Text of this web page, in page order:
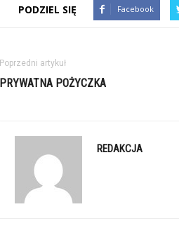
PODZIEL SIĘ Facebook
Poprzedni artykuł
PRYWATNA POŻYCZKA
REDAKCJA